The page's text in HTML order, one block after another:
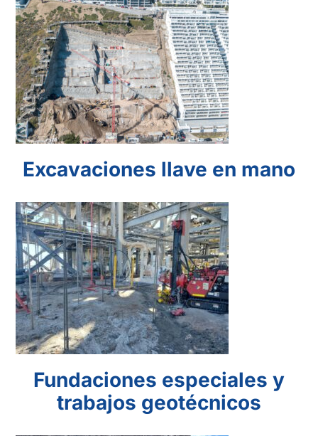
Excavaciones llave
en mano
Excavaciones llave en mano
Fundaciones
especiales y
trabajos
geotécnicos
Fundaciones especiales y
trabajos geotécnicos